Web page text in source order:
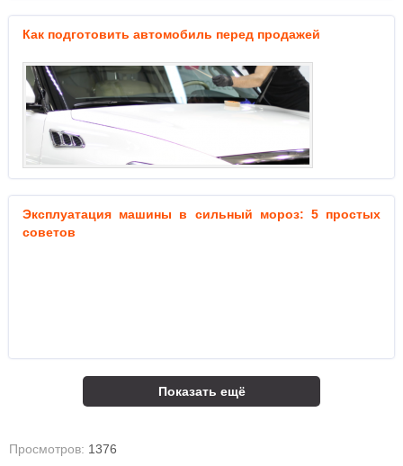
Как подготовить автомобиль перед продажей
Эксплуатация машины в сильный мороз: 5 простых
советов
Показать ещё
Просмотров: 1376